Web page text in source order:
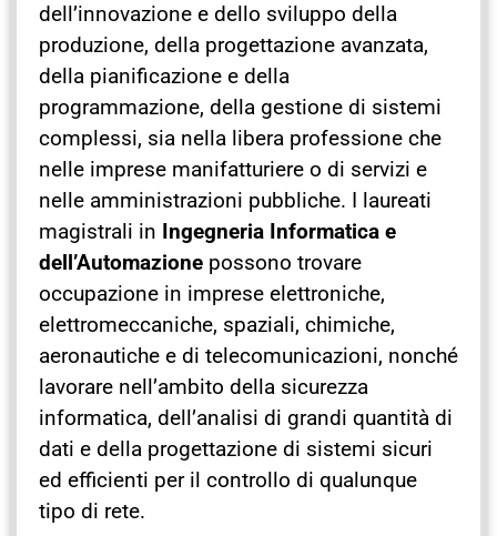
dell’innovazione e dello sviluppo della
produzione, della progettazione avanzata,
della pianificazione e della
programmazione, della gestione di sistemi
complessi, sia nella libera professione che
nelle imprese manifatturiere o di servizi e
nelle amministrazioni pubbliche. I laureati
magistrali in Ingegneria Informatica e
dell’Automazione possono trovare
occupazione in imprese elettroniche,
elettromeccaniche, spaziali, chimiche,
aeronautiche e di telecomunicazioni, nonché
lavorare nell’ambito della sicurezza
informatica, dell’analisi di grandi quantità di
dati e della progettazione di sistemi sicuri
ed efficienti per il controllo di qualunque
tipo di rete.